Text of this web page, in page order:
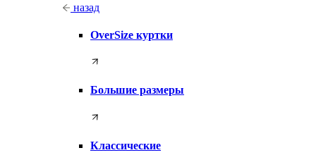
назад
OverSize куртки
Большие размеры
Классические